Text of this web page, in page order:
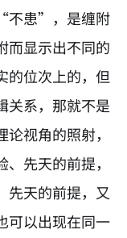
不患”，是缠附
显示出不同的
的位次上的，但
关系，那就不是
视角的照射，
先天的前提，
先天的前提，又
可以出现在同一